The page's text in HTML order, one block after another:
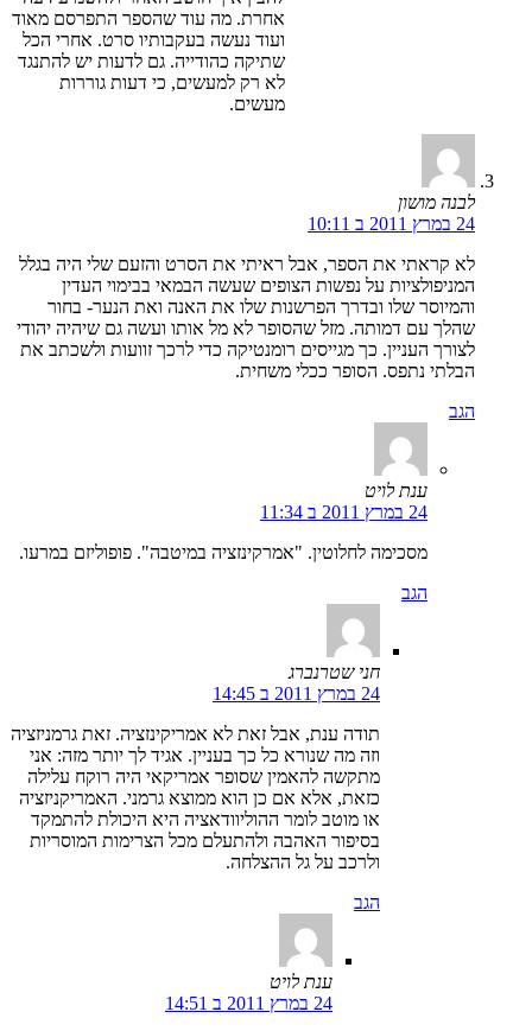
אחרת. מה עוד שהספר התפרסם מאוד
ועוד נעשה בעקבותיו סרט. אחרי הכל
שתיקה כהודייה. גם לדעות יש להתנגד
לא רק למעשים, כי דעות גוררות
מעשים.
לבנה מושון
24 במרץ 2011 ב 10:11
לא קראתי את הספר, אבל ראיתי את הסרט והזעם שלי היה בגלל
המניפולציות על נפשות הצופים שעשה הבמאי בבימוי העדין
והמיוסר שלו ובדרך הפרשנות שלו את האנה ואת הנער- בחור
שהלך עם דמותה. מזל שהסופר לא מל אותו ועשה גם שיהיה יהודי
לצורך העניין. כך מגייסים רומנטיקה כדי לרכך זוועות ולשכתב את
הבלתי נתפס. הסופר ככלי משחית.
הגב
ענת לויט
24 במרץ 2011 ב 11:34
מסכימה לחלוטין. "אמרקינזציה במיטבה". פופוליזם במרעו.
הגב
חני שטרנברג
24 במרץ 2011 ב 14:45
תודה ענת, אבל זאת לא אמריקינזציה. זאת גרמניזציה
וזה מה שנורא כל כך בעניין. אגיד לך יותר מזה: אני
מתקשה להאמין שסופר אמריקאי היה רוקח עלילה
כזאת, אלא אם כן הוא ממוצא גרמני. האמריקניזציה
או מוטב לומר ההוליוודאציה היא היכולת להתמקד
בסיפור האהבה ולהתעלם מכל הצרימות המוסריות
ולרכב על גל ההצלחה.
הגב
ענת לויט
24 במרץ 2011 ב 14:51